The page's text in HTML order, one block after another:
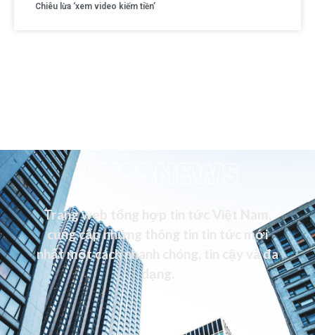
Chiêu lừa ‘xem video kiếm tiền’
VN99NEWS
Trang web tổng hợp tin tức Việt Nam,
cung cấp những thông tin tin tức mới
nhất một cách nhanh chóng, tin cậy và đa
dạng.